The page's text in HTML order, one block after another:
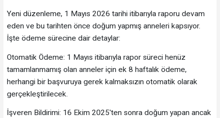
Yeni düzenleme, 1 Mayıs 2026 tarihi itibarıyla raporu devam
eden ve bu tarihten önce doğum yapmış anneleri kapsıyor.
İşte ödeme sürecine dair detaylar:
Otomatik Ödeme: 1 Mayıs itibarıyla rapor süreci henüz
tamamlanmamış olan anneler için ek 8 haftalık ödeme,
herhangi bir başvuruya gerek kalmaksızın otomatik olarak
gerçekleştirilecek.
İşveren Bildirimi: 16 Ekim 2025'ten sonra doğum yapan ancak